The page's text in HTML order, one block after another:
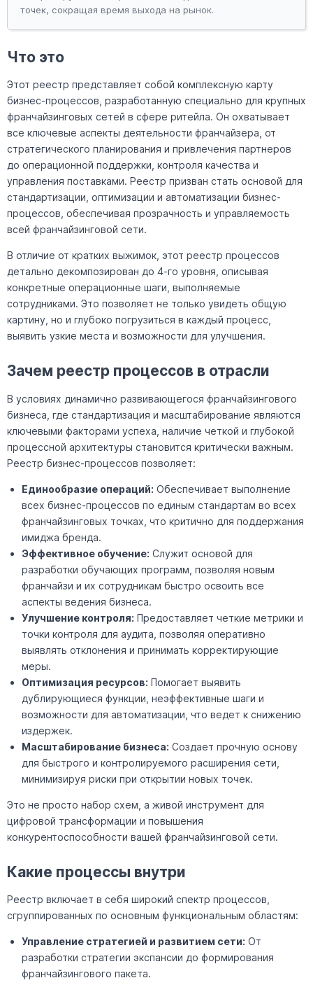
точек, сокращая время выхода на рынок.
Что это
Этот реестр представляет собой комплексную карту
бизнес-процессов, разработанную специально для крупных
франчайзинговых сетей в сфере ритейла. Он охватывает
все ключевые аспекты деятельности франчайзера, от
стратегического планирования и привлечения партнеров
до операционной поддержки, контроля качества и
управления поставками. Реестр призван стать основой для
стандартизации, оптимизации и автоматизации бизнес-
процессов, обеспечивая прозрачность и управляемость
всей франчайзинговой сети.
В отличие от кратких выжимок, этот реестр процессов
детально декомпозирован до 4-го уровня, описывая
конкретные операционные шаги, выполняемые
сотрудниками. Это позволяет не только увидеть общую
картину, но и глубоко погрузиться в каждый процесс,
выявить узкие места и возможности для улучшения.
Зачем реестр процессов в отрасли
В условиях динамично развивающегося франчайзингового
бизнеса, где стандартизация и масштабирование являются
ключевыми факторами успеха, наличие четкой и глубокой
процессной архитектуры становится критически важным.
Реестр бизнес-процессов позволяет:
Единообразие операций: Обеспечивает выполнение
всех бизнес-процессов по единым стандартам во всех
франчайзинговых точках, что критично для поддержания
имиджа бренда.
Эффективное обучение: Служит основой для
разработки обучающих программ, позволяя новым
франчайзи и их сотрудникам быстро освоить все
аспекты ведения бизнеса.
Улучшение контроля: Предоставляет четкие метрики и
точки контроля для аудита, позволяя оперативно
выявлять отклонения и принимать корректирующие
меры.
Оптимизация ресурсов: Помогает выявить
дублирующиеся функции, неэффективные шаги и
возможности для автоматизации, что ведет к снижению
издержек.
Масштабирование бизнеса: Создает прочную основу
для быстрого и контролируемого расширения сети,
минимизируя риски при открытии новых точек.
Это не просто набор схем, а живой инструмент для
цифровой трансформации и повышения
конкурентоспособности вашей франчайзинговой сети.
Какие процессы внутри
Реестр включает в себя широкий спектр процессов,
сгруппированных по основным функциональным областям:
Управление стратегией и развитием сети: От
разработки стратегии экспансии до формирования
франчайзингового пакета.